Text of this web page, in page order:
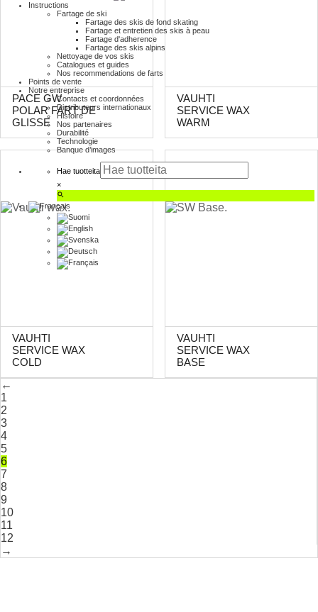
Instructions
Fartage de ski
Fartage des skis de fond skating
Fartage et entretien des skis à peau
Fartage d'adherence
Fartage des skis alpins
Nettoyage de vos skis
Catalogues et guides
Nos recommendations de farts
Points de vente
Notre entreprise
Contacts et coordonnées
Distributeurs internationaux
Histoire
Nos partenaires
Durabilité
Technologie
Banque d’images
Hae tuotteita
×
PACE GW
POLAR FART DE
GLISSE
VAUHTI
SERVICE WAX
WARM
VAUHTI
SERVICE WAX
COLD
VAUHTI
SERVICE WAX
BASE
←
1
2
3
4
5
6
7
8
9
10
11
12
→